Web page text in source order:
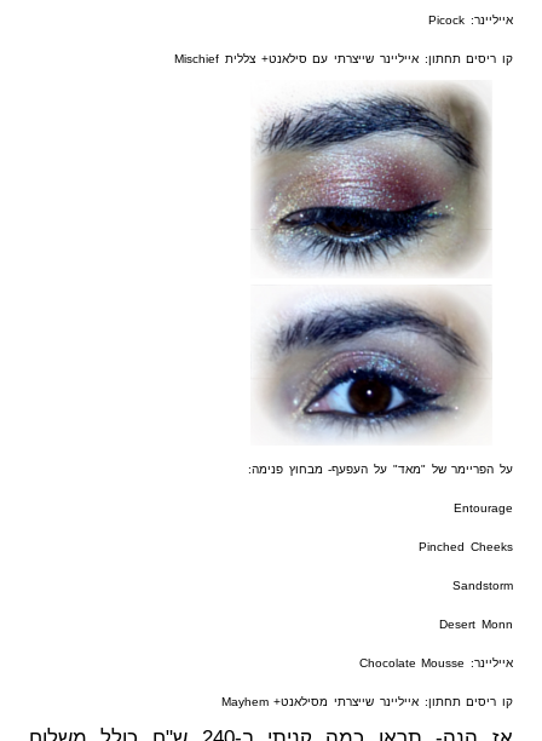
אייליינר: Picock
קו ריסים תחתון: אייליינר שייצרתי עם סילאנט+ צללית Mischief
על הפריימר של "מאד" על העפעף- מבחוץ פנימה:
Entourage
Pinched Cheeks
Sandstorm
Desert Monn
אייליינר: Chocolate Mousse
קו ריסים תחתון: אייליינר שייצרתי מסילאנט+ Mayhem